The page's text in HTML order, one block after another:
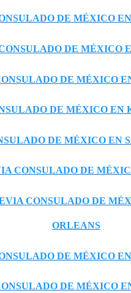
DE MÉXICO
DE MÉXICO
DE MÉXICO
DE MÉXICO EN
DE MÉXICO EN
CONSULADO DE
CONSULADO DE
ORLEANS
DE MÉXICO
DE MÉXICO